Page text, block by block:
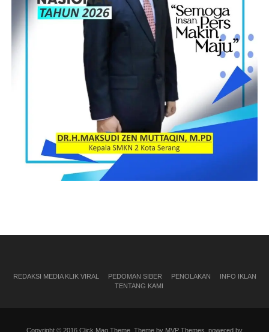
REDAKSI MEDIA KLIK VIRAL PEDOMAN SIBER PENOLAKAN
INFO IKLAN
TENTANG KAMI
Copyright © 2016 Click Mag Theme. Theme by MVP Themes, powered by